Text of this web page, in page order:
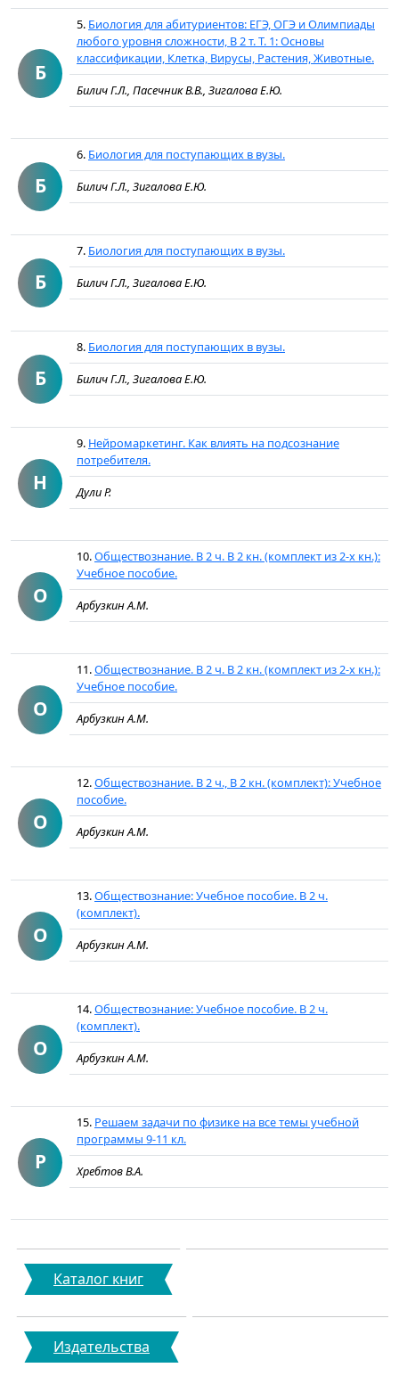
Б
5. Биология для абитуриентов: ЕГЭ, ОГЭ и Олимпиады
любого уровня сложности, В 2 т. Т. 1: Основы
классификации, Клетка, Вирусы, Растения, Животные.
Билич Г.Л., Пасечник В.В., Зигалова Е.Ю.
Б
6. Биология для поступающих в вузы.
Билич Г.Л., Зигалова Е.Ю.
Б
7. Биология для поступающих в вузы.
Билич Г.Л., Зигалова Е.Ю.
Б
8. Биология для поступающих в вузы.
Билич Г.Л., Зигалова Е.Ю.
Н
9. Нейромаркетинг. Как влиять на подсознание
потребителя.
Дули Р.
О
10.Обществознание. В 2 ч. В 2 кн. (комплект из 2-х кн.):
Учебное пособие.
Арбузкин А.М.
О
11.Обществознание. В 2 ч. В 2 кн. (комплект из 2-х кн.):
Учебное пособие.
Арбузкин А.М.
О
12.Обществознание. В 2 ч., В 2 кн. (комплект): Учебное
пособие.
Арбузкин А.М.
О
13.Обществознание: Учебное пособие. В 2 ч.
(комплект).
Арбузкин А.М.
О
14.Обществознание: Учебное пособие. В 2 ч.
(комплект).
Арбузкин А.М.
Р
15. Решаем задачи по физике на все темы учебной
программы 9-11 кл.
Хребтов В.А.
Каталог книг
Издательства